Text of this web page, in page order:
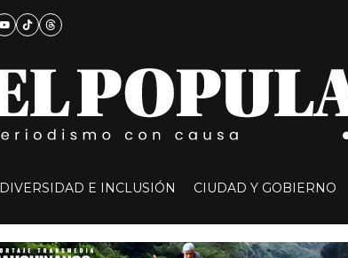
DIVERSIDAD E INCLUSIÓN CIUDAD Y GOBIERNO